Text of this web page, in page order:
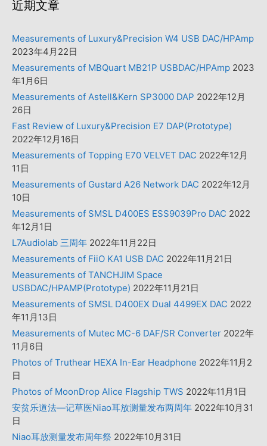
近期文章
Measurements of Luxury&Precision W4 USB DAC/HPAmp
2023年4月22日
Measurements of MBQuart MB21P USBDAC/HPAmp 2023
年1月6日
Measurements of Astell&Kern SP3000 DAP 2022年12月
26日
Fast Review of Luxury&Precision E7 DAP(Prototype)
2022年12月16日
Measurements of Topping E70 VELVET DAC 2022年12月
11日
Measurements of Gustard A26 Network DAC 2022年12月
10日
Measurements of SMSL D400ES ESS9039Pro DAC 2022
年12月1日
L7Audiolab 三周年 2022年11月22日
Measurements of FiiO KA1 USB DAC 2022年11月21日
Measurements of TANCHJIM Space
USBDAC/HPAMP(Prototype) 2022年11月21日
Measurements of SMSL D400EX Dual 4499EX DAC 2022
年11月13日
Measurements of Mutec MC-6 DAF/SR Converter 2022年
11月6日
Photos of Truthear HEXA In-Ear Headphone 2022年11月2
日
Photos of MoonDrop Alice Flagship TWS 2022年11月1日
安贫乐道法—记草医Niao耳放测量发布两周年 2022年10月31
日
Niao耳放测量发布周年祭 2022年10月31日